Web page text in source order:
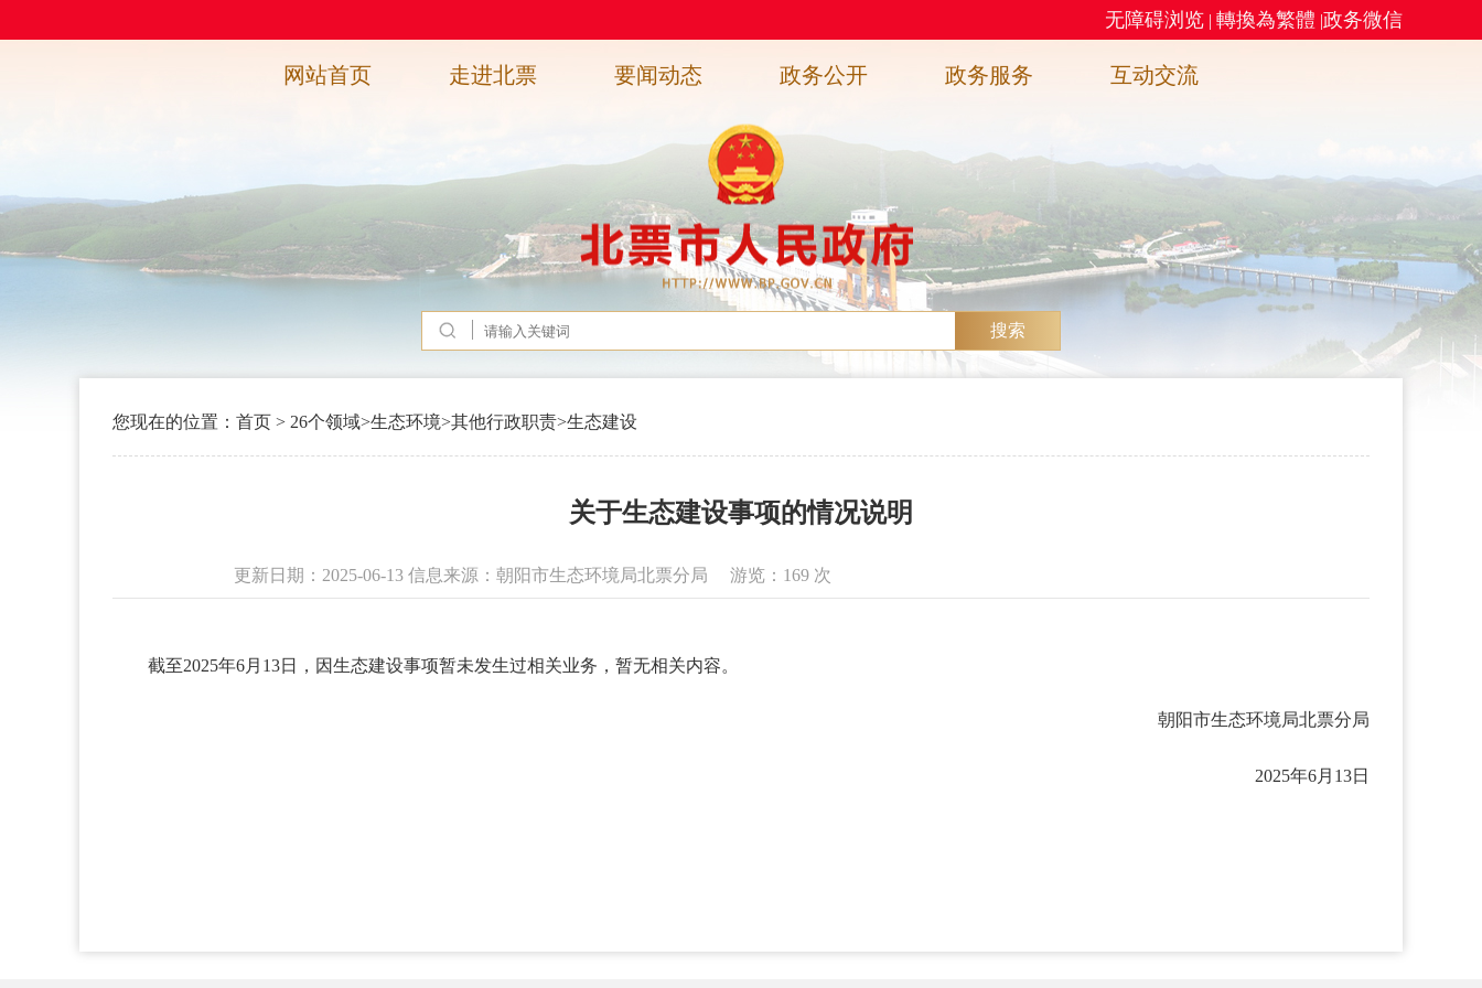
无障碍浏览 | 轉換為繁體 |政务微信
网站首页 走进北票 要闻动态 政务公开 政务服务 互动交流
搜索
您现在的位置： 首页 > 26个领域>生态环境>其他行政职责>生态建设
关于生态建设事项的情况说明
更新日期：2025-06-13 信息来源：朝阳市生态环境局北票分局 游览： 169 次
截至2025年6月13日，因生态建设事项暂未发生过相关业务，暂无相关内容。
朝阳市生态环境局北票分局
2025年6月13日